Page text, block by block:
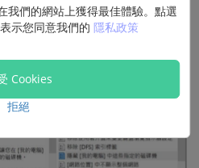
。
我們的網站上獲得最佳體驗。點選
示您同意我們的 隱私政策
Cookies
拒絕